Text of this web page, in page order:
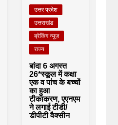
उत्तर प्रदेश
उत्तराखंड
ब्रेकिंग न्यूज़
राज्य
बांदा 6 अगस्त
26*स्कूल में कक्षा
एक व पांच के बच्चों
का हुआ
टीकाकरण, एएनएम
ने लगाई टीडी/
डीपीटी वैक्सीन